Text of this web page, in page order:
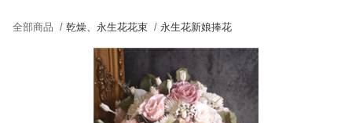
全部商品 /乾燥、永生花花束 /永生花新娘捧花